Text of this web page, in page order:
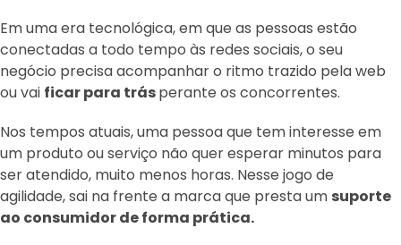
Em uma era tecnológica, em que as pessoas estão
conectadas a todo tempo às redes sociais, o seu
negócio precisa acompanhar o ritmo trazido pela web
ou vai ficar para trásperante os concorrentes.
Nos tempos atuais, uma pessoa que tem interesse em
um produto ou serviço não quer esperar minutos para
ser atendido, muito menos horas. Nesse jogo de
agilidade, sai na frente a marca que presta um suporte
ao consumidor de forma prática.